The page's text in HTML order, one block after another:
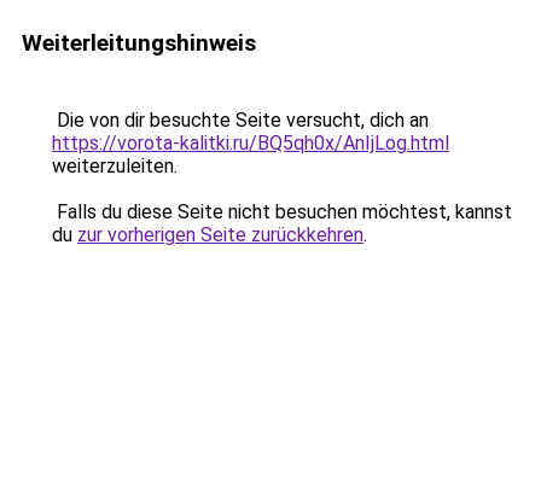
Weiterleitungshinweis
Die von dir besuchte Seite versucht, dich an
https://vorota-kalitki.ru/BQ5qh0x/AnIjLog.html
weiterzuleiten.
Falls du diese Seite nicht besuchen möchtest, kannst
du zur vorherigen Seite zurückkehren.